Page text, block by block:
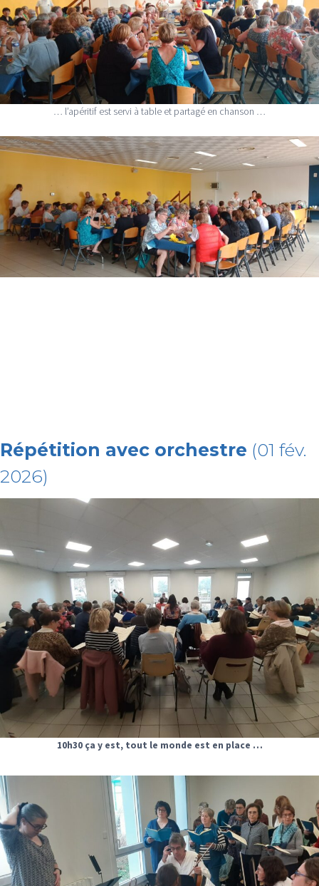
… l’apéritif est servi à table et partagé en chanson …
Répétition avec orchestre (01 fév.
2026)
10h30 ça y est, tout le monde est en place …